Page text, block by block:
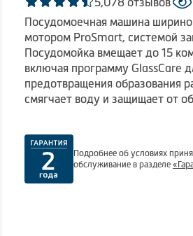
Посудомоечная машина
мотором ProSmart, системой
Посудомойка вмещает до 15
включая программу GlassCare
предотвращения образования
смягчает воду и защищает от
Подробнее об условиях
обслуживание в разделе